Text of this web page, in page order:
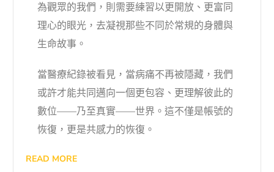
為觀眾的我們，則需要練習以更開放、更富同
理心的眼光，去凝視那些不同於常規的身體與
生命故事。
當醫療紀錄被看見，當病痛不再被隱藏，我們
或許才能共同邁向一個更包容、更理解彼此的
數位——乃至真實——世界。這不僅是帳號的
恢復，更是共感力的恢復。
READ MORE